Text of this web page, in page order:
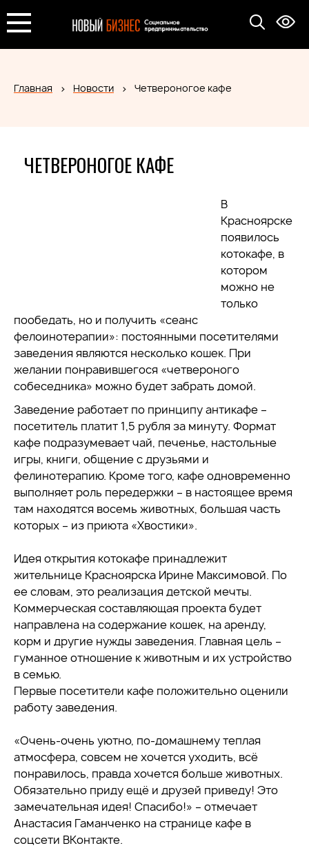
Главная Новости Четвероногое кафе
ЧЕТВЕРОНОГОЕ КАФЕ
В
Красноярске
появилось
котокафе, в
котором
можно не
только
пообедать, но и получить «сеанс
фелоинотерапии»: постоянными посетителями
заведения являются несколько кошек. При
желании понравившегося «четвероного
собеседника» можно будет забрать домой.
Заведение работает по принципу антикафе –
посетитель платит 1,5 рубля за минуту. Формат
кафе подразумевает чай, печенье, настольные
игры, книги, общение с друзьями и
фелинотерапию. Кроме того, кафе одновременно
выполняет роль передержки – в настоящее время
там находятся восемь животных, большая часть
которых – из приюта «Хвостики».
Идея открытия котокафе принадлежит
жительнице Красноярска Ирине Максимовой. По
ее словам, это реализация детской мечты.
Коммерческая составляющая проекта будет
направлена на содержание кошек, на аренду,
корм и другие нужды заведения. Главная цель –
гуманное отношение к животным и их устройство
в семью.
Первые посетители кафе положительно оценили
работу заведения.
«Очень-очень уютно, по-домашнему теплая
атмосфера, совсем не хочется уходить, всё
понравилось, правда хочется больше животных.
Обязательно приду ещё и друзей приведу! Это
замечательная идея! Спасибо!» – отмечает
Анастасия Гаманченко на странице кафе в
соцсети ВКонтакте.